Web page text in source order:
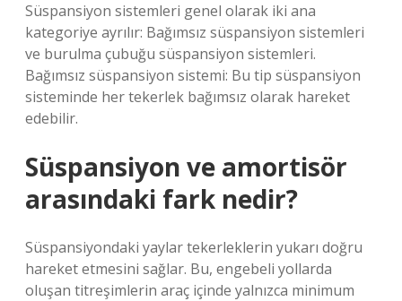
Süspansiyon sistemleri genel olarak iki ana
kategoriye ayrılır: Bağımsız süspansiyon sistemleri
ve burulma çubuğu süspansiyon sistemleri.
Bağımsız süspansiyon sistemi: Bu tip süspansiyon
sisteminde her tekerlek bağımsız olarak hareket
edebilir.
Süspansiyon ve amortisör
arasındaki fark nedir?
Süspansiyondaki yaylar tekerleklerin yukarı doğru
hareket etmesini sağlar. Bu, engebeli yollarda
oluşan titreşimlerin araç içinde yalnızca minimum